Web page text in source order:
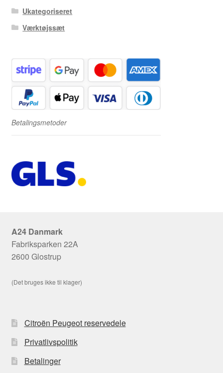
Ukategoriseret
Værktøjssæt
Betalingsmetoder
A24 Danmark
Fabriksparken 22A
2600 Glostrup
(Det bruges ikke til klager)
Citroën Peugeot reservedele
Privatlivspolitik
Betalinger